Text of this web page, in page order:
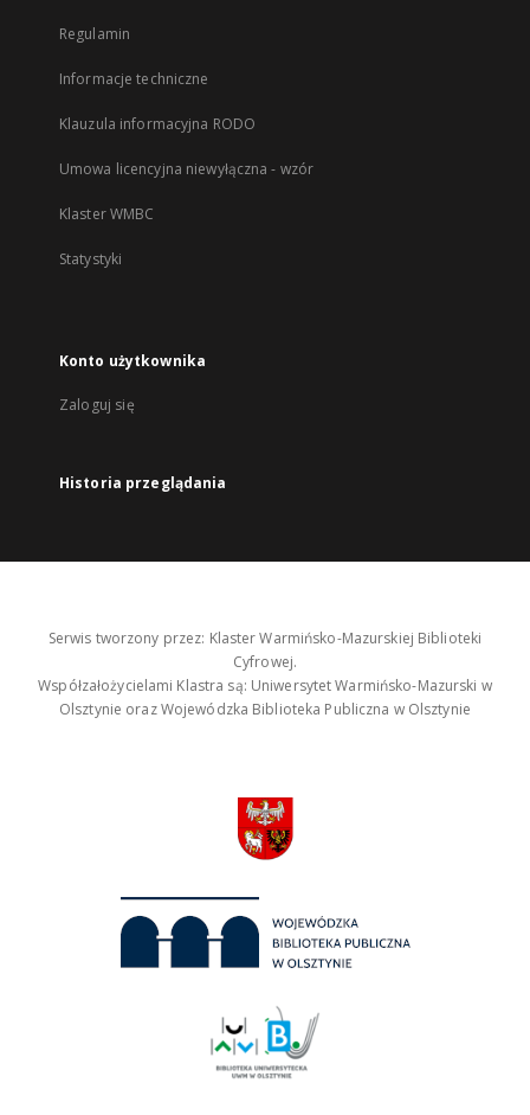
Regulamin
Informacje techniczne
Klauzula informacyjna RODO
Umowa licencyjna niewyłączna - wzór
Klaster WMBC
Statystyki
Konto użytkownika
Zaloguj się
Historia przeglądania
Serwis tworzony przez: Klaster Warmińsko-Mazurskiej Biblioteki
Cyfrowej.
Współzałożycielami Klastra są: Uniwersytet Warmińsko-Mazurski w
Olsztynie oraz Wojewódzka Biblioteka Publiczna w Olsztynie